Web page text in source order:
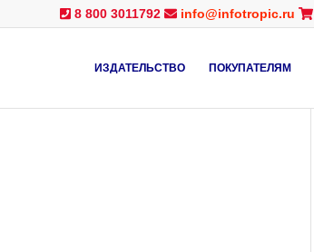
8 800 3011792 info@infotropic.ru
ИЗДАТЕЛЬСТВО ПОКУПАТЕЛЯМ